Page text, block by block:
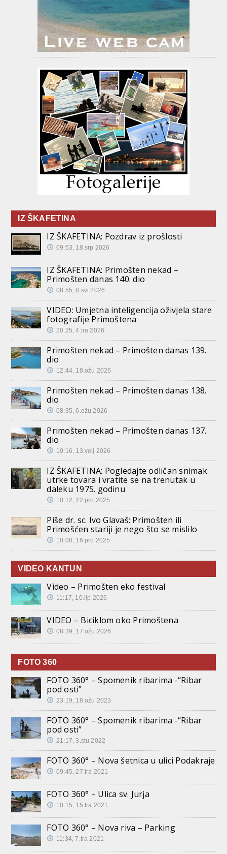
IZ ŠKAFETINA
IZ ŠKAFETINA: Pozdrav iz prošlosti
09:53, 18.srp 2026
IZ ŠKAFETINA: Primošten nekad –
Primošten danas 140. dio
08:55, 8.svi 2026
VIDEO: Umjetna inteligencija oživjela stare
fotografije Primoštena
20:25, 4.tra 2026
Primošten nekad – Primošten danas 139.
dio
12:44, 18.ožu 2026
Primošten nekad – Primošten danas 138.
dio
08:35, 6.ožu 2026
Primošten nekad – Primošten danas 137.
dio
10:16, 13.velj 2026
IZ ŠKAFETINA: Pogledajte odličan snimak
utrke tovara i vratite se na trenutak u
daleku 1975. godinu
10:12, 22.pro 2025
Piše dr. sc. Ivo Glavaš: Primošten ili
Primošćen stariji je nego što se mislilo
10:08, 16.pro 2025
VIDEO KANTUN
Video – Primošten eko festival
11:17, 10.lip 2026
VIDEO – Biciklom oko Primoštena
08:39, 17.ožu 2026
FOTO 360
FOTO 360° – Spomenik ribarima -“Ribar
pod osti”
23:19, 18.ožu 2023
FOTO 360° – Spomenik ribarima -“Ribar
pod osti”
21:17, 3.stu 2022
FOTO 360° – Nova šetnica u ulici Podakraje
09:45, 27.tra 2021
FOTO 360° – Ulica sv. Jurja
10:15, 15.tra 2021
FOTO 360° – Nova riva – Parking
11:34, 7.tra 2021